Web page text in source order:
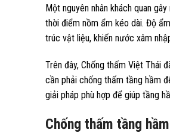
Một nguyên nhân khách quan
thời điểm nồm ẩm kéo dài. Độ
trúc vật liệu, khiến nước xâm
Trên đây, Chống thấm Việt Thái
cần phải chống thấm tầng hầm
giải pháp phù hợp để giúp tầng
Chống thấm tầng